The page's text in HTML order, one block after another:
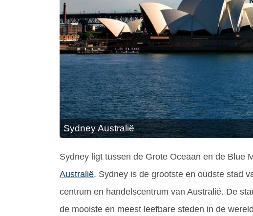
Sydney Australië
Sydney ligt tussen de Grote Oceaan en de Blue
Australië. Sydney is de grootste en oudste stad
centrum en handelscentrum van Australië. De
de mooiste en meest leefbare steden in de